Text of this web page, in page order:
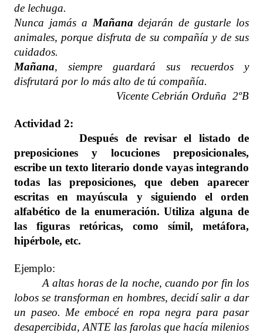
de lechuga.
Nunca jamás a Mañana dejarán de gustarle los
animales, porque disfruta de su compañía y de sus
cuidados.
Mañana, siempre guardará sus recuerdos y
disfrutará por lo más alto de tú compañía.
Vicente Cebrián Orduña 2ºB
Actividad 2:
Después de revisar el listado de
preposiciones y locuciones preposicionales,
escribe un texto literario donde vayas integrando
todas las preposiciones, que deben aparecer
escritas en mayúscula y siguiendo el orden
alfabético de la enumeración. Utiliza alguna de
las figuras retóricas, como símil, metáfora,
hipérbole, etc.
Ejemplo:
A altas horas de la noche, cuando por fin los
lobos se transforman en hombres, decidí salir a dar
un paseo. Me embocé en ropa negra para pasar
desapercibida, ANTE las farolas que hacía milenios